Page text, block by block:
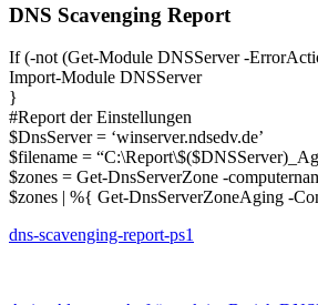
DNS Scavenging Report
If (-not (Get-Module DNSServer -
Import-Module DNSServer
}
#Report der Einstellungen
$DnsServer = ‘winserver.ndsedv.de’
$filename =
$zones = Get-DnsServerZone -
$zones | %{ Get-DnsServerZoneAging -
dns-scavenging-report-ps1